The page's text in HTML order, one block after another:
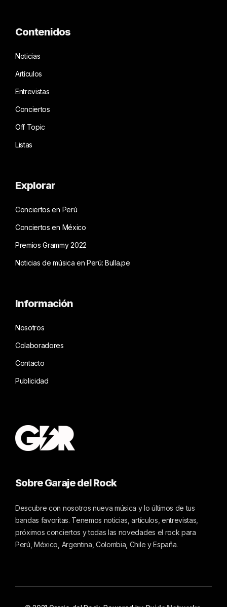
Contenidos
Noticias
Artículos
Entrevistas
Conciertos
Off Topic
Listas
Explorar
Conciertos en Perú
Conciertos en México
Premios Grammy 2022
Noticias de música en Perú: Bulla.pe
Información
Nosotros
Colaboradores
Contacto
Publicidad
Sobre Garaje del Rock
Descubre con nosotros nueva música y lo últimos de tus
bandas favoritas. Tenemos noticias, artículos, entrevistas,
próximos conciertos y todas las novedades el rock para
Perú, México, Argentina, Colombia, Chile y España.